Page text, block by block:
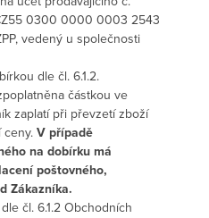
0300 0000 0003 2543
vedený u společnosti
dle čl. 6.1.2.
částkou ve
zaplatí při převzetí zboží
V případě
na dobírku má
poštovného,
Zákazníka.
čl. 6.1.2 Obchodních